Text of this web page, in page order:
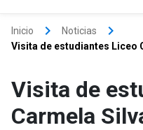
Inicio keyboard_arrow_right Noticias keyboard_arrow_right
Visita de estudiantes Liceo
Visita de
Carmela